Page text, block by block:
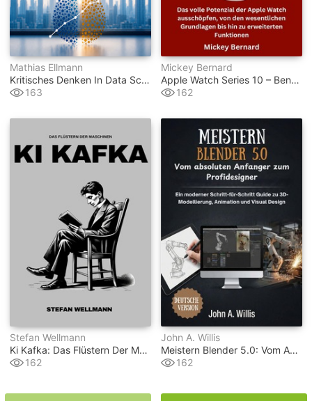
Mathias Ellmann
Kritisches Denken In Data Science Mit Python
163
Mickey Bernard
Apple Watch Series 10 – Benutzerhandbuch
162
Stefan Wellmann
Ki Kafka: Das Flüstern Der Maschinen
162
John A. Willis
Meistern Blender 5.0: Vom Absoluten Anfanger Zum Profidesigner
162